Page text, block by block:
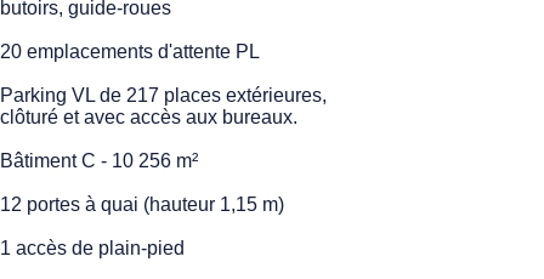
butoirs, guide-roues
20 emplacements d'attente PL
Parking VL de 217 places extérieures,
clôturé et avec accès aux bureaux.
Bâtiment C - 10 256 m²
12 portes à quai (hauteur 1,15 m)
1 accès de plain-pied